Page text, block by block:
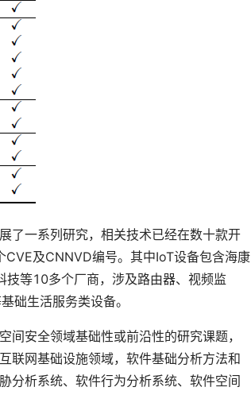
了一系列研究，相关技术已经在数十款开
及CNNVD编号。其中IoT设备包含海康
等10多个厂商，涉及路由器、视频监
础生活服务类设备。
安全领域基础性或前沿性的研究课题，
联网基础设施领域，软件基础分析方法和
分析系统、软件行为分析系统、软件空间